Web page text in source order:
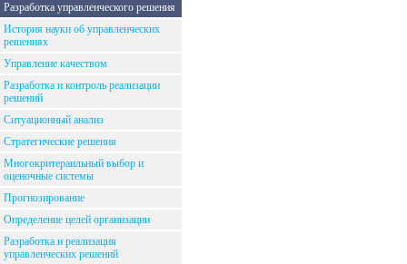
Разработка управленческого решения
История науки об управленческих
решениях
Управление качеством
Разработка и контроль реализации
решений
Ситуационный анализ
Стратегические решения
Многокритераильный выбор и
оценочные системы
Прогнозирование
Определение целей организации
Разработка и реализация
управленческих решений